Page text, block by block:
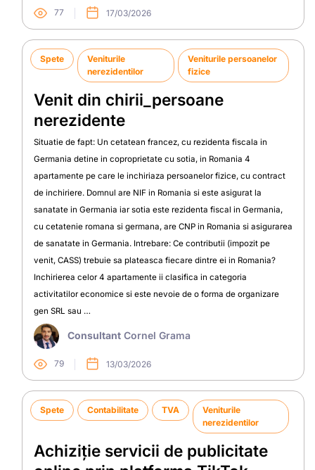
77 17/03/2026
Spete
Veniturile
nerezidentilor
Veniturile persoanelor
fizice
Venit din chirii_persoane
nerezidente
Situatie de fapt: Un cetatean francez, cu rezidenta fiscala in
Germania detine in coproprietate cu sotia, in Romania 4
apartamente pe care le inchiriaza persoanelor fizice, cu contract
de inchiriere. Domnul are NIF in Romania si este asigurat la
sanatate in Germania iar sotia este rezidenta fiscal in Germania,
cu cetatenie romana si germana, are CNP in Romania si asigurarea
de sanatate in Germania. Intrebare: Ce contributii (impozit pe
venit, CASS) trebuie sa plateasca fiecare dintre ei in Romania?
Inchirierea celor 4 apartamente ii clasifica in categoria
activitatilor economice si este nevoie de o forma de organizare
gen SRL sau …
Consultant Cornel Grama
79 13/03/2026
Spete Contabilitate TVA
Veniturile
nerezidentilor
Achiziție servicii de publicitate